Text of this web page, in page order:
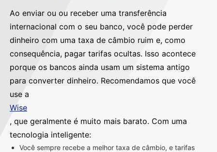
Ao enviar ou ou receber uma transferência
internacional com o seu banco, você pode perder
dinheiro com uma taxa de câmbio ruim e, como
consequência, pagar tarifas ocultas. Isso acontece
porque os bancos ainda usam um sistema antigo
para converter dinheiro. Recomendamos que você
use a
Wise
, que geralmente é muito mais barato. Com uma
tecnologia inteligente:
Você sempre recebe a melhor taxa de câmbio, e tarifas